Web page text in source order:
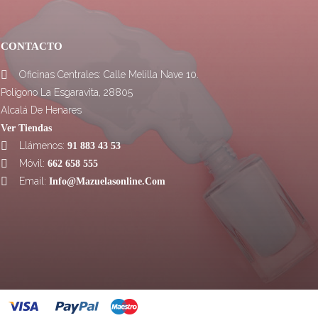
CONTACTO

Oficinas Centrales: Calle Melilla Nave 10.
Polígono La Esgaravita, 28805
Alcalá De Henares
Ver Tiendas
 Llámenos: 91 883 43 53
 Móvil: 662 658 555
 Email: Info@mazuelasonline.com